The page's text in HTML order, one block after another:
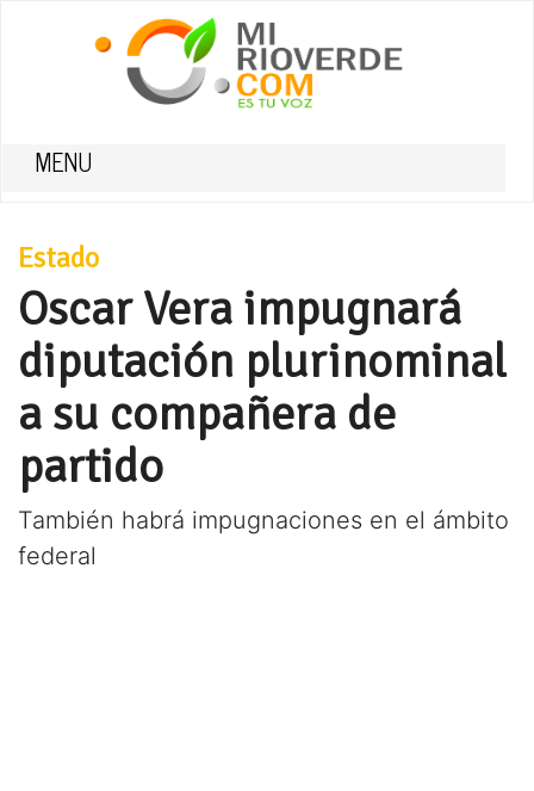
MENU
Estado
Oscar Vera impugnará
diputación plurinominal
a su compañera de
partido
También habrá impugnaciones en el ámbito
federal